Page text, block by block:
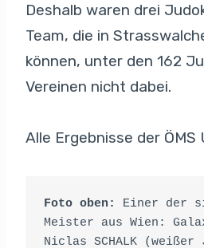
Deshalb waren drei
Team, die in
können, unter den 162
Vereinen nicht dabei.
Alle Ergebnisse der ÖMS
Foto oben:
Einer der
Meister aus Wien:
Niclas SCHALK (weißer